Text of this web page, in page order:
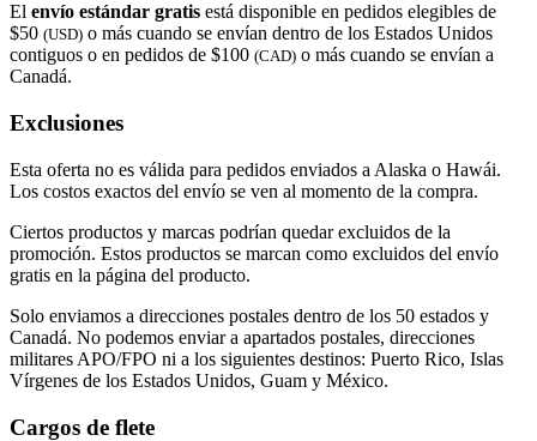
El envío estándar gratis está disponible en pedidos elegibles de
$50 (USD) o más cuando se envían dentro de los Estados Unidos
contiguos o en pedidos de $100 (CAD) o más cuando se envían a
Canadá.
Exclusiones
Esta oferta no es válida para pedidos enviados a Alaska o Hawái.
Los costos exactos del envío se ven al momento de la compra.
Ciertos productos y marcas podrían quedar excluidos de la
promoción. Estos productos se marcan como excluidos del envío
gratis en la página del producto.
Solo enviamos a direcciones postales dentro de los 50 estados y
Canadá. No podemos enviar a apartados postales, direcciones
militares APO/FPO ni a los siguientes destinos: Puerto Rico, Islas
Vírgenes de los Estados Unidos, Guam y México.
Cargos de flete